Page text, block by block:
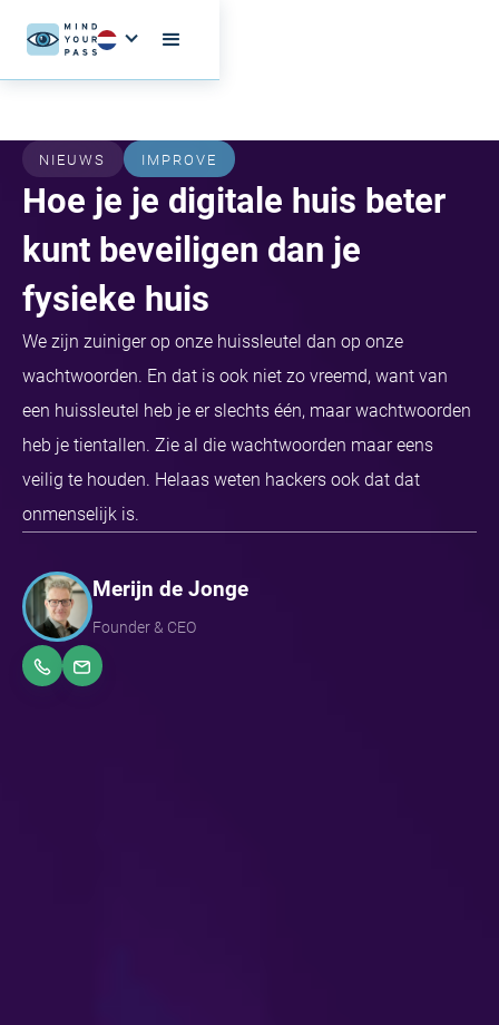
NIEUWS IMPROVE
Hoe je je digitale huis beter
kunt beveiligen dan je
fysieke huis
We zijn zuiniger op onze huissleutel dan op onze
wachtwoorden. En dat is ook niet zo vreemd, want van
een huissleutel heb je er slechts één, maar wachtwoorden
heb je tientallen. Zie al die wachtwoorden maar eens
veilig te houden. Helaas weten hackers ook dat dat
onmenselijk is.
Merijn de Jonge
Founder & CEO